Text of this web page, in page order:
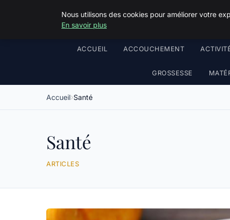
ACCUEIL ACCOUCHEMENT
GROSSESSE
Accueil Santé
Santé
ARTICLES
Nous utilisons des cookies pour améliorer votre
En savoir plus